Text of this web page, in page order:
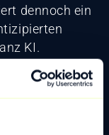
dennoch ein
KI.
des